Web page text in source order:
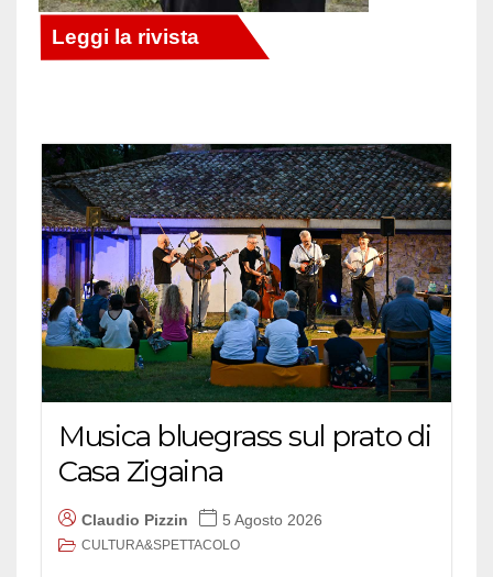
Musica bluegrass sul prato di
Casa Zigaina
Claudio Pizzin 5 Agosto 2026
CULTURA&SPETTACOLO